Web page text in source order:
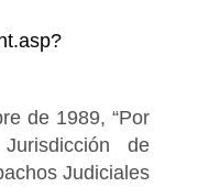
de 1989, “Por
de
Judiciales